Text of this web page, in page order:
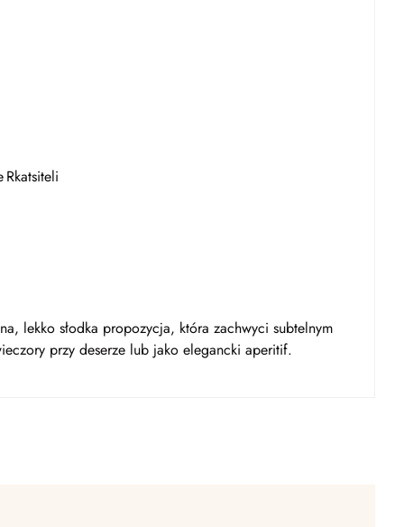
lekko słodka propozycja, która zachwyci subtelnym
przy deserze lub jako elegancki aperitif.